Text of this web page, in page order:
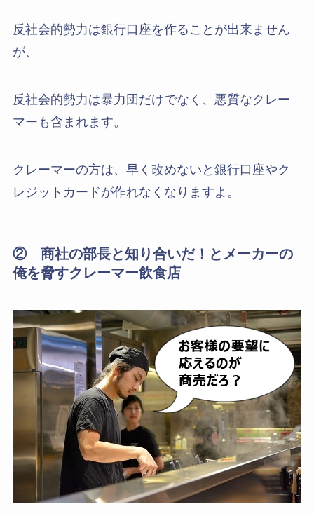
反社会的勢力は銀行口座を作ることが出来ません
が、
反社会的勢力は暴力団だけでなく、悪質なクレー
マーも含まれます。
クレーマーの方は、早く改めないと銀行口座やク
レジットカードが作れなくなりますよ。
② 商社の部長と知り合いだ！とメーカーの
俺を脅すクレーマー飲食店